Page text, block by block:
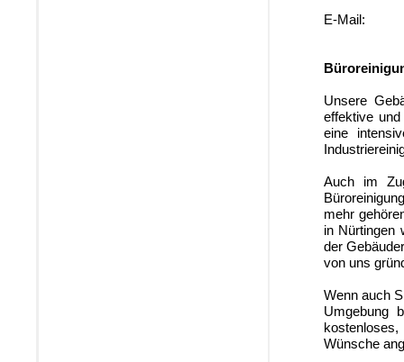
E-Mail:
Unsere
effektive
eine
Auch im
mehr
in Nürtingen
der
von uns
Wenn auch
Umgebung
Wünsche